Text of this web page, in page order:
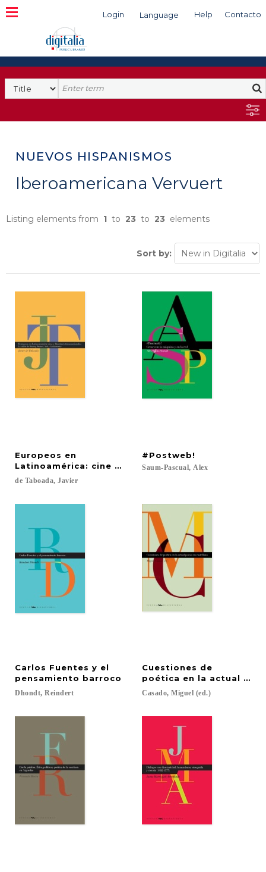
Login Language Help Contacto
Search
NUEVOS HISPANISMOS
Iberoamericana Vervuert
Listing elements from 1 to 23 to 23 elements
Sort by:
Europeos en
Latinoamérica: cine y literatura transnacionales
de Taboada, Javier
#Postweb!
Saum-Pascual, Alex
Carlos Fuentes y el
pensamiento barroco
Dhondt, Reindert
Cuestiones de
poética en la actual
Casado, Miguel (ed.)